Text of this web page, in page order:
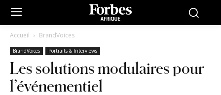
Accueil BrandVoices
BrandVoices Portraits & Interviews
Les solutions modulaires pour
l’événementiel